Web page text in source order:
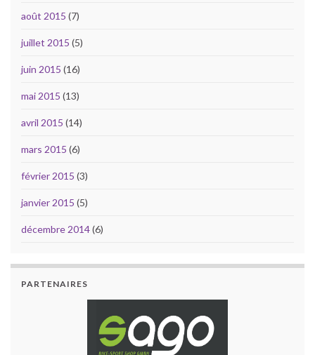
août 2015 (7)
juillet 2015 (5)
juin 2015 (16)
mai 2015 (13)
avril 2015 (14)
mars 2015 (6)
février 2015 (3)
janvier 2015 (5)
décembre 2014(6)
PARTENAIRES